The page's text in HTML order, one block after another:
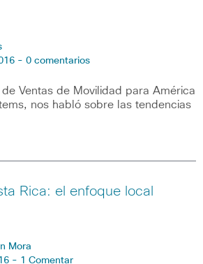
- 0 comentarios
Ventas de Movilidad para América
nos habló sobre las tendencias
Rica: el enfoque local
Mora
- 1 Comentar